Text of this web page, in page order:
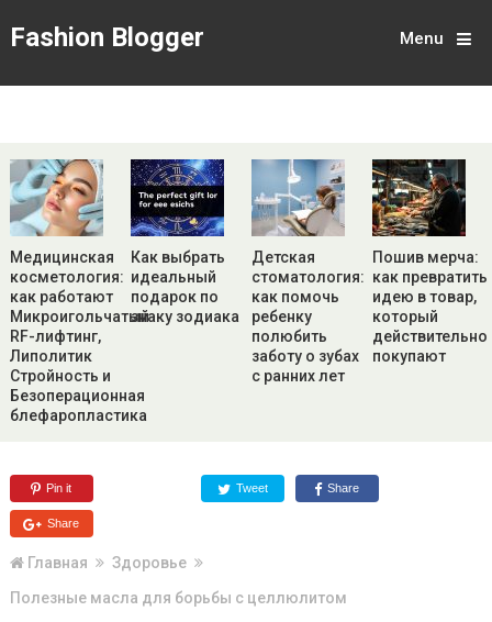
Fashion Blogger Menu
Медицинская
косметология:
как работают
Микроигольчатый
RF-лифтинг,
Липолитик
Стройность и
Безоперационная
блефаропластика
Как выбрать
идеальный
подарок по
знаку зодиака
Детская
стоматология:
как помочь
ребенку
полюбить
заботу о зубах
с ранних лет
Пошив мерча:
как превратить
идею в товар,
который
действительно
покупают
Pin it Tweet Share
Share
Главная
Здоровье
Полезные масла для борьбы с целлюлитом